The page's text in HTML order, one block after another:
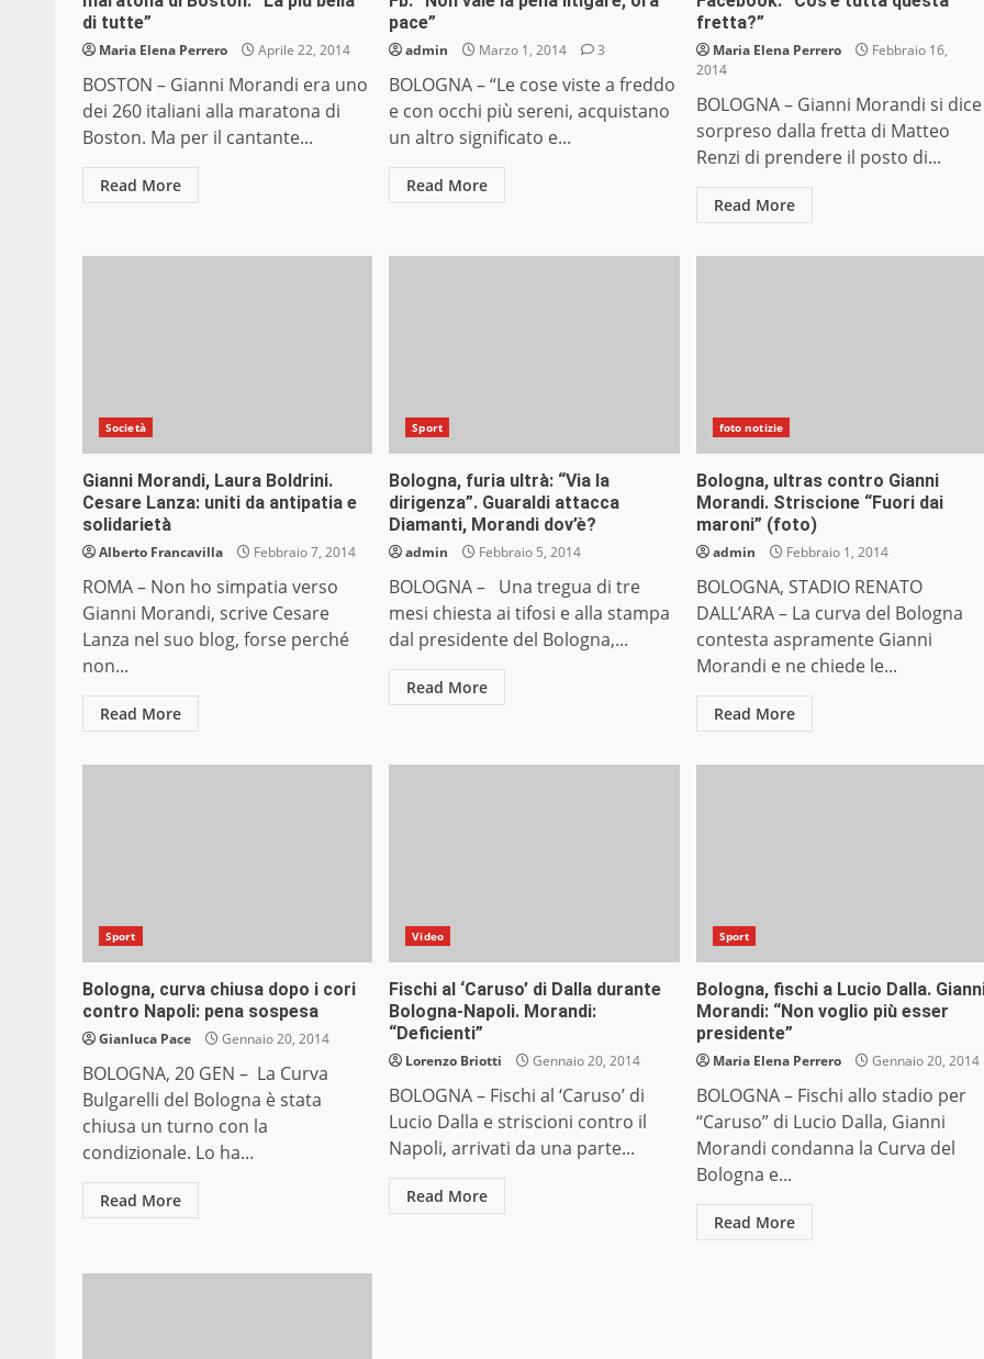
di tutte”
Maria Elena Perrero Aprile 22, 2014
BOSTON – Gianni Morandi era uno
dei 260 italiani alla maratona di
Boston. Ma per il cantante...
Read More
pace”
admin Marzo 1, 2014 3
BOLOGNA – “Le cose viste a freddo
e con occhi più sereni, acquistano
un altro significato e...
Read More
fretta?”
Maria Elena Perrero
Febbraio 16,
2014
BOLOGNA – Gianni Morandi si dice
sorpreso dalla fretta di Matteo
Renzi di prendere il posto di...
Read More
Società
Gianni Morandi, Laura Boldrini.
Cesare Lanza: uniti da antipatia e
solidarietà
Alberto Francavilla Febbraio 7, 2014
ROMA – Non ho simpatia verso
Gianni Morandi, scrive Cesare
Lanza nel suo blog, forse perché
non...
Read More
Sport
Bologna, furia ultrà: “Via la
dirigenza”. Guaraldi attacca
Diamanti, Morandi dov’è?
admin Febbraio 5, 2014
BOLOGNA – Una tregua di tre
mesi chiesta ai tifosi e alla stampa
dal presidente del Bologna,...
Read More
foto notizie
Bologna, ultras contro Gianni
Morandi. Striscione “Fuori dai
maroni” (foto)
admin Febbraio 1, 2014
BOLOGNA, STADIO RENATO
DALL’ARA – La curva del Bologna
contesta aspramente Gianni
Morandi e ne chiede le...
Read More
Sport
Bologna, curva chiusa dopo i cori
contro Napoli: pena sospesa
Gianluca Pace Gennaio 20, 2014
BOLOGNA, 20 GEN – La Curva
Bulgarelli del Bologna è stata
chiusa un turno con la
condizionale. Lo ha...
Read More
Video
Fischi al ‘Caruso’ di Dalla durante
Bologna-Napoli. Morandi:
“Deficienti”
Lorenzo Briotti Gennaio 20, 2014
BOLOGNA – Fischi al ‘Caruso’ di
Lucio Dalla e striscioni contro il
Napoli, arrivati da una parte...
Read More
Sport
Bologna, fischi a Lucio Dalla.
Morandi: “Non voglio più esser
presidente”
Maria Elena Perrero Gennaio 20, 2014
BOLOGNA – Fischi allo stadio per
“Caruso” di Lucio Dalla, Gianni
Morandi condanna la Curva del
Bologna e...
Read More